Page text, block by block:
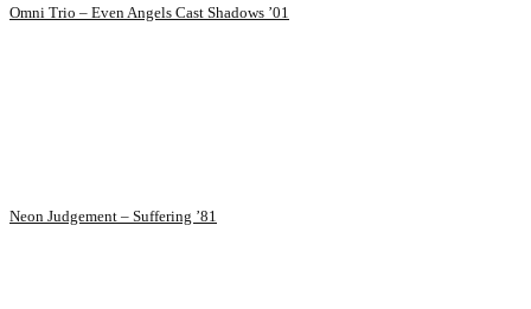
Omni Trio – Even Angels Cast Shadows ’01
Neon Judgement – Suffering ’81